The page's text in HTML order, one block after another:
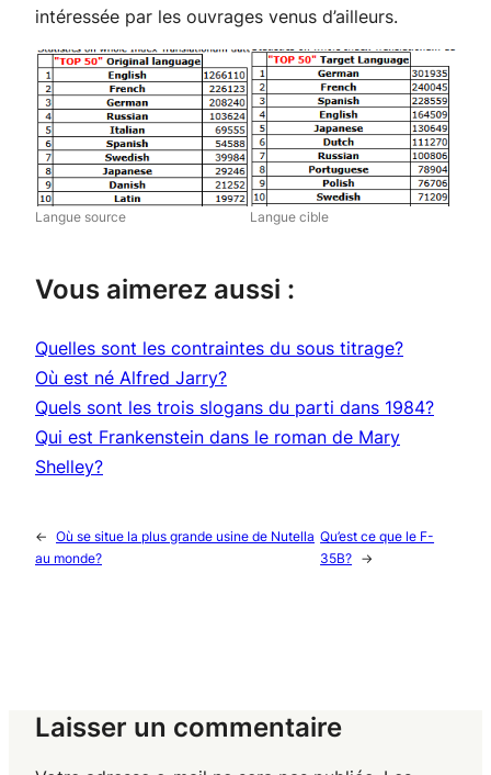
intéressée par les ouvrages venus d’ailleurs.
Langue source Langue cible
Vous aimerez aussi :
Quelles sont les contraintes du sous titrage?
Où est né Alfred Jarry?
Quels sont les trois slogans du parti dans 1984?
Qui est Frankenstein dans le roman de Mary
Shelley?
← Où se situe la plus grande usine de Nutella
au monde?
Qu’est ce que le F-
35B? →
Laisser un commentaire